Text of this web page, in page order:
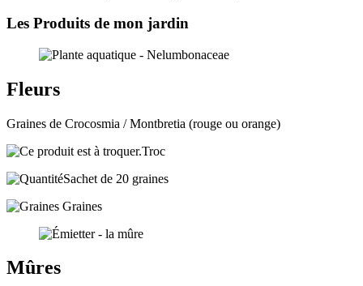
Les Produits de mon jardin
Fleurs
Graines de Crocosmia / Montbretia (rouge ou orange)
Troc
Sachet de 20 graines
Graines
Mûres